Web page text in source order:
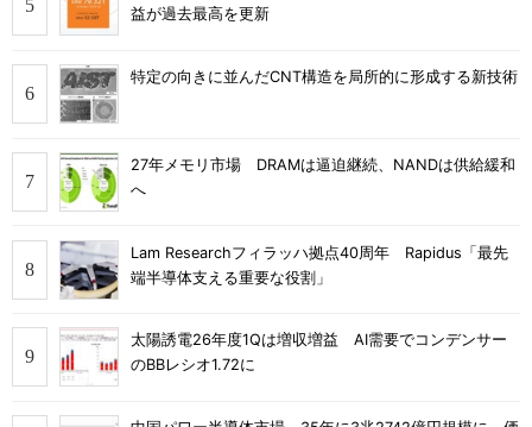
益が過去最高を更新
特定の向きに並んだCNT構造を局所的に形成する新技術
27年メモリ市場 DRAMは逼迫継続、NANDは供給緩和
へ
Lam Researchフィラッハ拠点40周年 Rapidus「最先
端半導体支える重要な役割」
太陽誘電26年度1Qは増収増益 AI需要でコンデンサー
のBBレシオ1.72に